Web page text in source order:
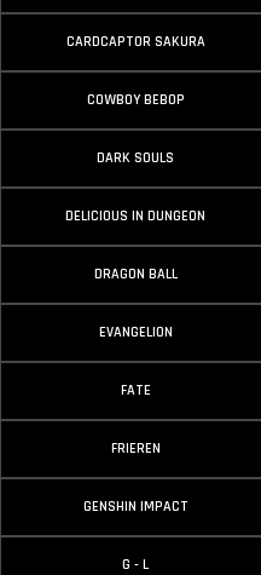
CARDCAPTOR SAKURA
COWBOY BEBOP
DARK SOULS
DELICIOUS IN DUNGEON
DRAGON BALL
EVANGELION
FATE
FRIEREN
GENSHIN IMPACT
G - L